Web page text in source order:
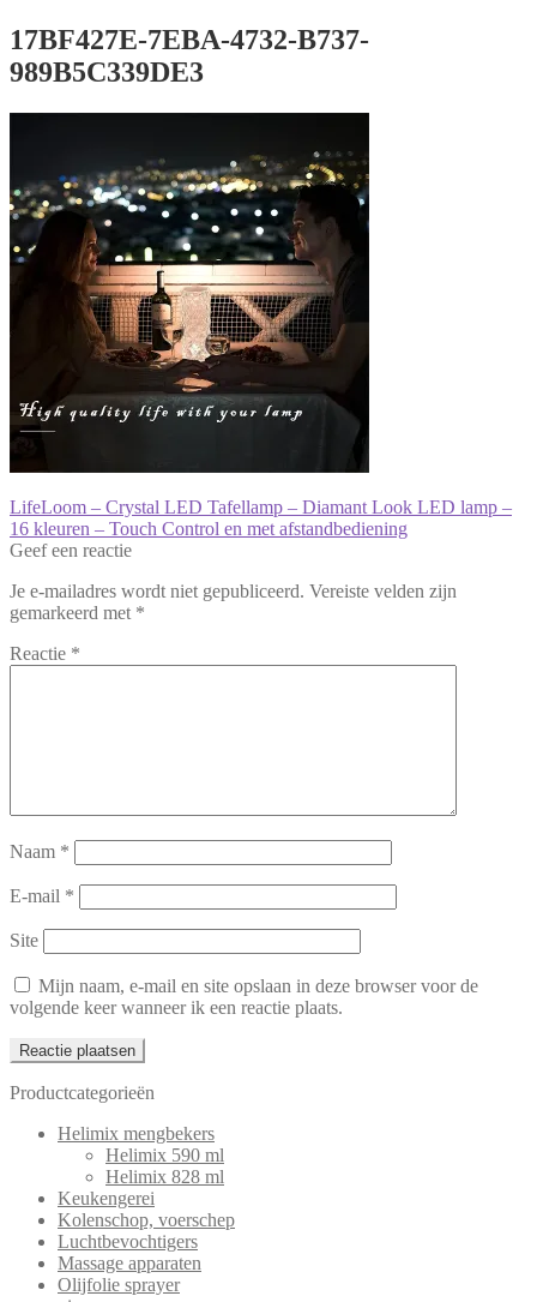
17BF427E-7EBA-4732-B737-
989B5C339DE3
Bericht
navigatie
Vorig
bericht:
LifeLoom – Crystal LED Tafellamp – Diamant Look LED lamp –
16 kleuren – Touch Control en met afstandbediening
Geef een reactie
Je e-mailadres wordt niet gepubliceerd. Vereiste velden zijn
gemarkeerd met *
Reactie *
Naam *
E-mail *
Site
Mijn naam, e-mail en site opslaan in deze browser voor de
volgende keer wanneer ik een reactie plaats.
Productcategorieën
Helimix mengbekers
Helimix 590 ml
Helimix 828 ml
Keukengerei
Kolenschop, voerschep
Luchtbevochtigers
Massage apparaten
Olijfolie sprayer